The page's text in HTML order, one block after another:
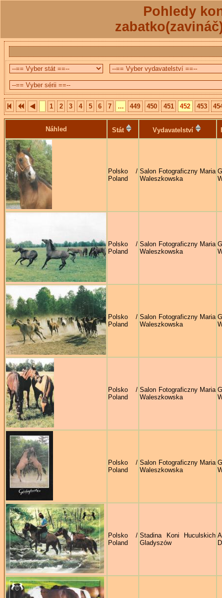
Pohledy
1 2 3 4 5 6 7 ... 449 450 451 452 453
Náhled Stát Vydavatelství
Polsko /
Poland
Salon Fotograficzny Maria
Waleszkowska
Polsko /
Poland
Salon Fotograficzny Maria
Waleszkowska
Polsko /
Poland
Salon Fotograficzny Maria
Waleszkowska
Polsko /
Poland
Salon Fotograficzny Maria
Waleszkowska
Polsko /
Poland
Salon Fotograficzny Maria
Waleszkowska
Polsko /
Poland
Stadina Koni Huculskich
Gladyszów